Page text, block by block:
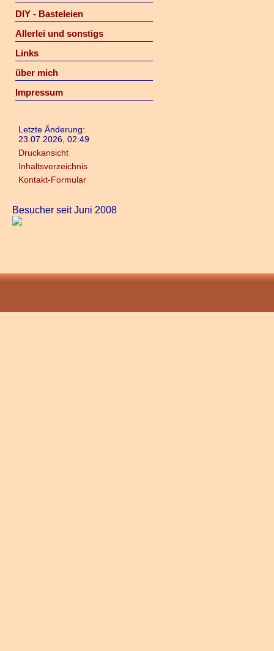
DIY - Basteleien
Allerlei und sonstigs
Links
über mich
Impressum
Letzte Änderung:
23.07.2026, 02:49
Druckansicht
Inhaltsverzeichnis
Kontakt-Formular
Besucher seit Juni 2008